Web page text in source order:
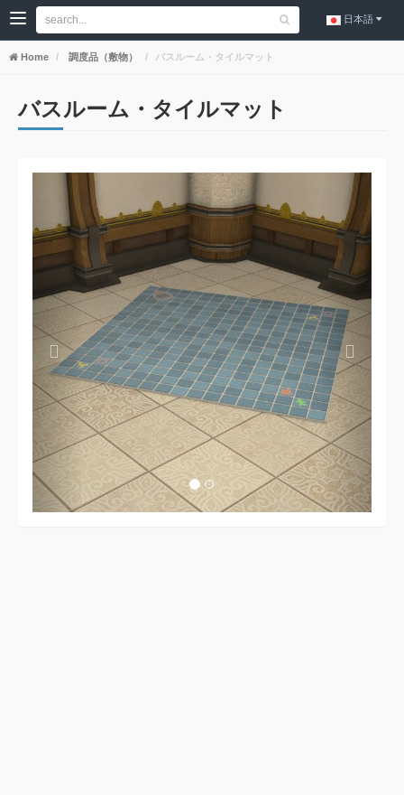
日本語
Home 調度品（敷物） バスルーム・タイルマット
バスルーム・タイルマット